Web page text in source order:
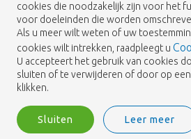
cookies die noodzakelijk zijn voor het
voor doeleinden die worden
Als u meer wilt weten of uw
cookies wilt intrekken, raadpleegt u
U accepteert het gebruik van cookies
sluiten of te verwijderen of door op
klikken.
Sluiten Leer meer